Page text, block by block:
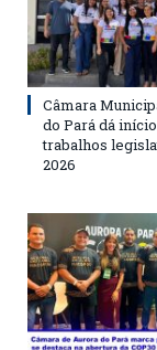
Câmara
do Pará dá
trabalhos
2026